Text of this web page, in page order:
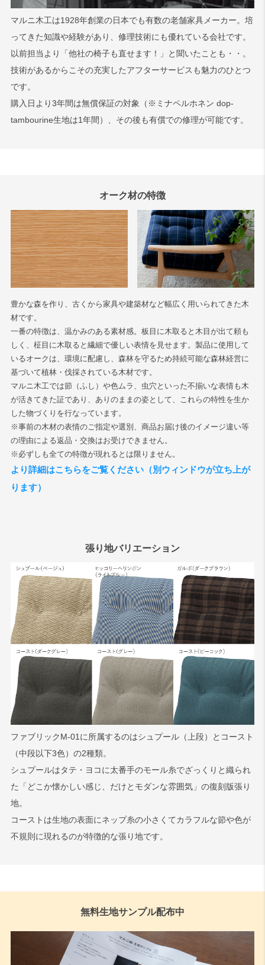
マルニ木工は1928年創業の日本でも有数の老舗家具メーカー。培
ってきた知識や経験があり、修理技術にも優れている会社です。
以前担当より「他社の椅子も直せます！」と聞いたことも・・。
技術があるからこその充実したアフターサービスも魅力のひとつ
です。
購入日より3年間は無償保証の対象（※ミナペルホネン dop-
tambourine生地は1年間）、その後も有償での修理が可能です。
オーク材の特徴
豊かな森を作り、古くから家具や建築材など幅広く用いられてきた木
材です。
一番の特徴は、温かみのある素材感。板目に木取ると木目が出て頼も
しく、柾目に木取ると繊細で優しい表情を見せます。製品に使用して
いるオークは、環境に配慮し、森林を守るため持続可能な森林経営に
基づいて植林・伐採されている木材です。
マルニ木工では節（ふし）や色ムラ、虫穴といった不揃いな表情も木
が活きてきた証であり、ありのままの姿として、これらの特性を生か
した物づくりを行なっています。
※事前の木材の表情のご指定や選別、商品お届け後のイメージ違い等
の理由による返品・交換はお受けできません。
※必ずしも全ての特徴が現れるとは限りません。
より詳細はこちらをご覧ください（別ウィンドウが立ち上が
ります）
張り地バリエーション
ファブリックM-01に所属するのはシュプール（上段）とコースト
（中段以下3色）の2種類。
シュプールはタテ・ヨコに太番手のモール糸でざっくりと織られ
た「どこか懐かしい感じ、だけとモダンな雰囲気」の復刻版張り
地。
コーストは生地の表面にネップ糸の小さくてカラフルな節や色が
不規則に現れるのが特徴的な張り地です。
無料生地サンプル配布中